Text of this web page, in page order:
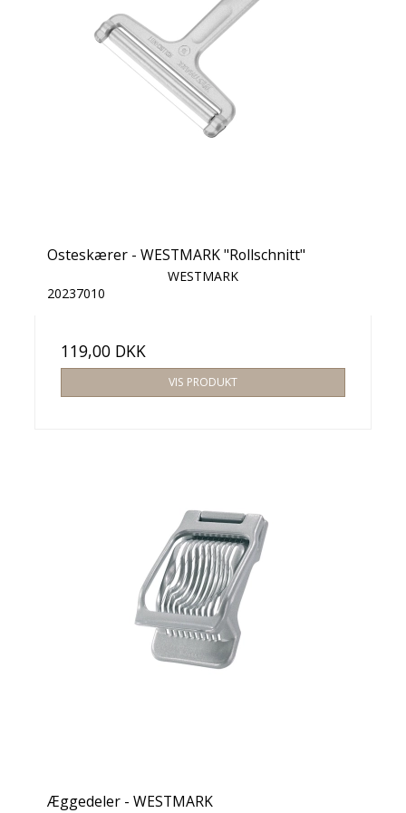
Osteskærer - WESTMARK "Rollschnitt"
WESTMARK
20237010
119,00 DKK
VIS PRODUKT
Æggedeler - WESTMARK